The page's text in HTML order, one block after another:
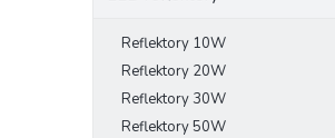
Reflektory 10W
Reflektory 20W
Reflektory 30W
Reflektory 50W